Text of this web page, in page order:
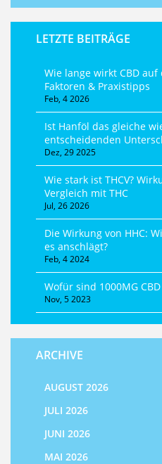
LETZTE BEITRÄGE
Wie lange wirkt CBD auf
Faktoren & Praxistipps
Feb, 4 2026
Ist Hanföl das gleiche
entscheidenden
Dez, 29 2025
Wie stark ist THCV?
Vergleich mit THC
Jul, 26 2026
Die Wirkung von HHC:
es anschlägt?
Feb, 4 2024
Wofür sind 1000MG
Nov, 5 2023
ARCHIVE
AUGUST 2026
JULI 2026
JUNI 2026
MAI 2026